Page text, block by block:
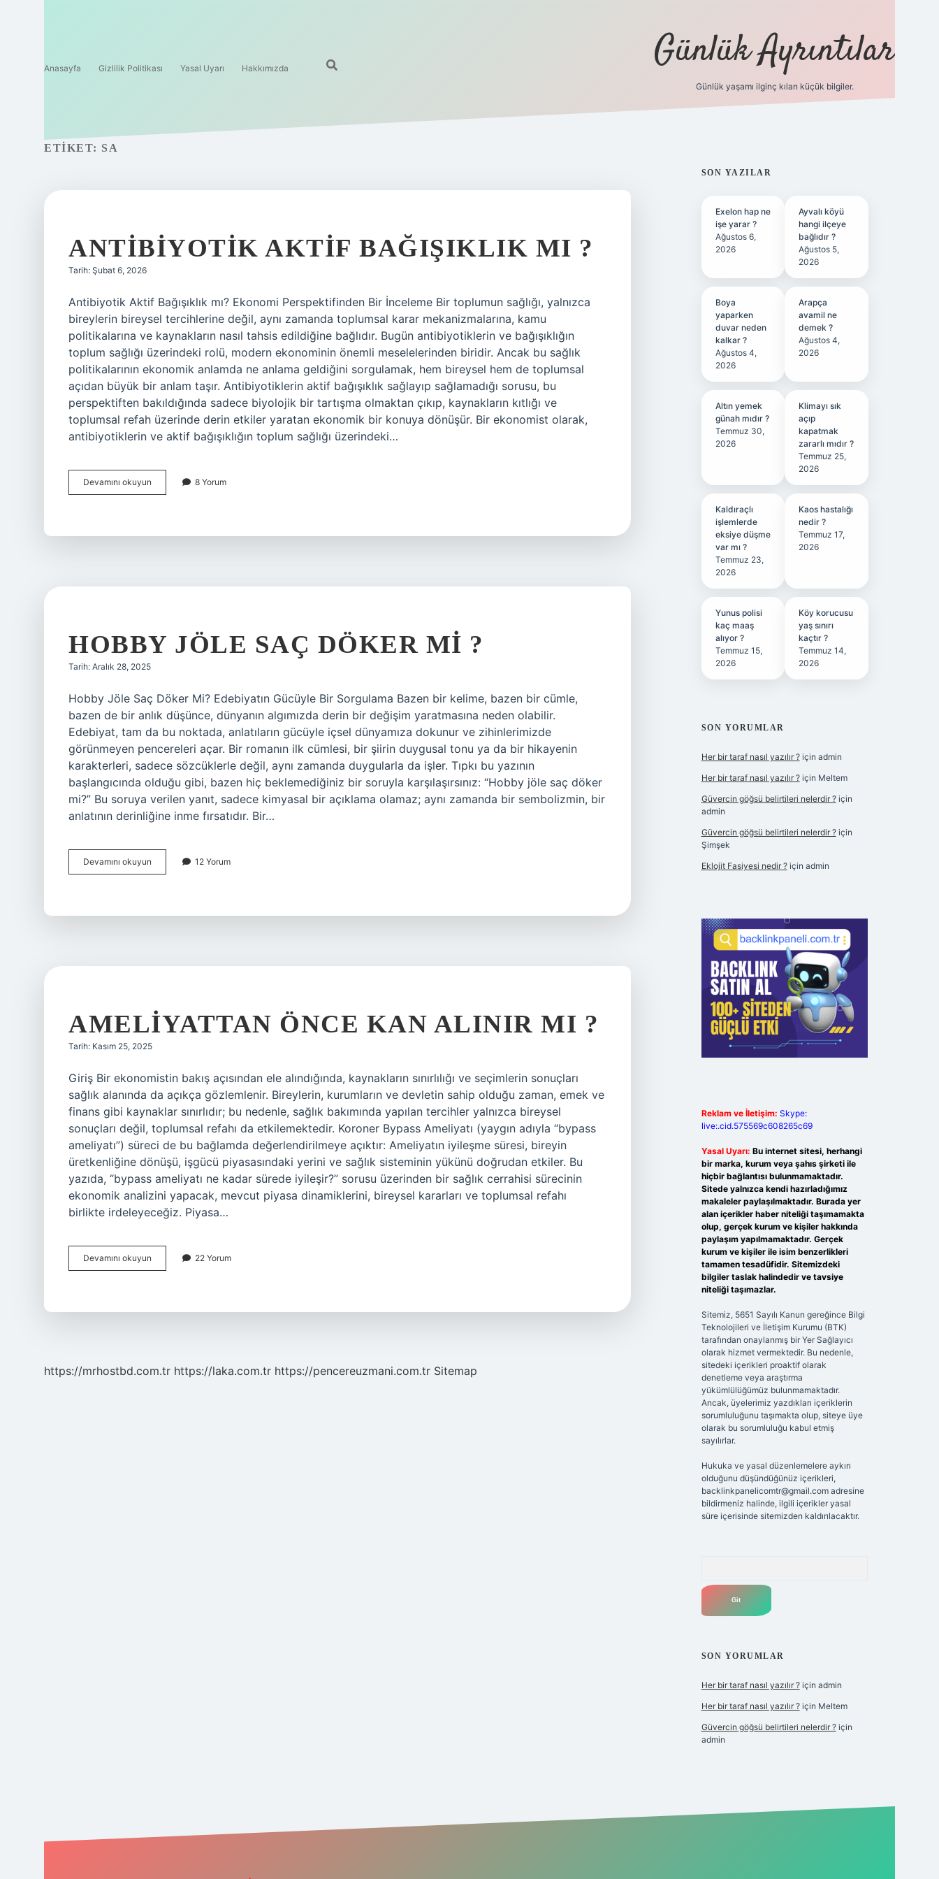
Anasayfa Gizlilik Politikası Yasal Uyarı Hakkımızda Günlük Ayrıntılar
Günlük yaşamı ilginç kılan küçük bilgiler.
ETIKET: SA
ANTIBIYOTIK AKTIF BAĞIŞIKLIK MI ?
Tarih: Şubat 6, 2026
Antibiyotik Aktif Bağışıklık mı? Ekonomi Perspektifinden Bir İnceleme Bir toplumun sağlığı, yalnızca
bireylerin bireysel tercihlerine değil, aynı zamanda toplumsal karar mekanizmalarına, kamu
politikalarına ve kaynakların nasıl tahsis edildiğine bağlıdır. Bugün antibiyotiklerin ve bağışıklığın
toplum sağlığı üzerindeki rolü, modern ekonominin önemli meselelerinden biridir. Ancak bu sağlık
politikalarının ekonomik anlamda ne anlama geldiğini sorgulamak, hem bireysel hem de toplumsal
açıdan büyük bir anlam taşır. Antibiyotiklerin aktif bağışıklık sağlayıp sağlamadığı sorusu, bu
perspektiften bakıldığında sadece biyolojik bir tartışma olmaktan çıkıp, kaynakların kıtlığı ve
toplumsal refah üzerinde derin etkiler yaratan ekonomik bir konuya dönüşür. Bir ekonomist olarak,
antibiyotiklerin ve aktif bağışıklığın toplum sağlığı üzerindeki…
Devamını okuyun Antibiyotik
aktif
8 Yorum
HOBBY JÖLE SAÇ DÖKER MI ?
Tarih: Aralık 28, 2025
Hobby Jöle Saç Döker Mi? Edebiyatın Gücüyle Bir Sorgulama Bazen bir kelime, bazen bir cümle,
bazen de bir anlık düşünce, dünyanın algımızda derin bir değişim yaratmasına neden olabilir.
Edebiyat, tam da bu noktada, anlatıların gücüyle içsel dünyamıza dokunur ve zihinlerimizde
görünmeyen pencereleri açar. Bir romanın ilk cümlesi, bir şiirin duygusal tonu ya da bir hikayenin
karakterleri, sadece sözcüklerle değil, aynı zamanda duygularla da işler. Tıpkı bu yazının
başlangıcında olduğu gibi, bazen hiç beklemediğiniz bir soruyla karşılaşırsınız: “Hobby jöle saç döker
mi?” Bu soruya verilen yanıt, sadece kimyasal bir açıklama olamaz; aynı zamanda bir sembolizmin, bir
anlatının derinliğine inme fırsatıdır. Bir…
Devamını okuyun
jöle
12 Yorum
AMELIYATTAN ÖNCE KAN ALINIR MI ?
Tarih: Kasım 25, 2025
Giriş Bir ekonomistin bakış açısından ele alındığında, kaynakların sınırlılığı ve seçimlerin sonuçları
sağlık alanında da açıkça gözlemlenir. Bireylerin, kurumların ve devletin sahip olduğu zaman, emek ve
finans gibi kaynaklar sınırlıdır; bu nedenle, sağlık bakımında yapılan tercihler yalnızca bireysel
sonuçları değil, toplumsal refahı da etkilemektedir. Koroner Bypass Ameliyatı (yaygın adıyla “bypass
ameliyatı”) süreci de bu bağlamda değerlendirilmeye açıktır: Ameliyatın iyileşme süresi, bireyin
üretkenliğine dönüşü, işgücü piyasasındaki yerini ve sağlık sisteminin yükünü doğrudan etkiler. Bu
yazıda, “bypass ameliyatı ne kadar sürede iyileşir?” sorusu üzerinden bir sağlık cerrahisi sürecinin
ekonomik analizini yapacak, mevcut piyasa dinamiklerini, bireysel kararları ve toplumsal refahı
birlikte irdeleyeceğiz. Piyasa…
Devamını okuyun Ameliyattan
önce
22 Yorum
https://mrhostbd.com.tr https://laka.com.tr https://pencereuzmani.com.tr Sitemap
SIDEBAR
SON YAZILAR
Exelon hap ne
işe yarar ?
Ağustos 6,
2026
Ayvalı köyü
hangi ilçeye
bağlıdır ?
Ağustos 5,
2026
Boya
yaparken
duvar neden
kalkar ?
Ağustos 4,
2026
Arapça
avamil ne
demek ?
Ağustos 4,
2026
Altın yemek
günah mıdır ?
Temmuz 30,
2026
Klimayı sık
açıp
kapatmak
zararlı mıdır ?
Temmuz 25,
2026
Kaldıraçlı
işlemlerde
eksiye düşme
var mı ?
Temmuz 23,
2026
Kaos hastalığı
nedir ?
Temmuz 17,
2026
Yunus polisi
kaç maaş
alıyor ?
Temmuz 15,
2026
Köy korucusu
yaş sınırı
kaçtır ?
Temmuz 14,
2026
SON YORUMLAR
Her bir taraf nasıl yazılır ?için admin
Her bir taraf nasıl yazılır ?için Meltem
Güvercin göğsü belirtileri nelerdir ?için
admin
Güvercin göğsü belirtileri nelerdir ?için
Şimşek
Eklojit Fasiyesi nedir ?için admin
Reklam ve İletişim: Skype:
live:.cid.575569c608265c69
Yasal Uyarı: Bu internet sitesi, herhangi
bir marka, kurum veya şahıs şirketi ile
hiçbir bağlantısı bulunmamaktadır.
Sitede yalnızca kendi hazırladığımız
makaleler paylaşılmaktadır. Burada yer
alan içerikler haber niteliği taşımamakta
olup, gerçek kurum ve kişiler hakkında
paylaşım yapılmamaktadır. Gerçek
kurum ve kişiler ile isim benzerlikleri
tamamen tesadüfidir. Sitemizdeki
bilgiler taslak halindedir ve tavsiye
niteliği taşımazlar.
Sitemiz, 5651 Sayılı Kanun gereğince Bilgi
Teknolojileri ve İletişim Kurumu (BTK)
tarafından onaylanmış bir Yer Sağlayıcı
olarak hizmet vermektedir. Bu nedenle,
sitedeki içerikleri proaktif olarak
denetleme veya araştırma
yükümlülüğümüz bulunmamaktadır.
Ancak, üyelerimiz yazdıkları içeriklerin
sorumluluğunu taşımakta olup, siteye üye
olarak bu sorumluluğu kabul etmiş
sayılırlar.
Hukuka ve yasal düzenlemelere aykırı
olduğunu düşündüğünüz içerikleri,
backlinkpanelicomtr@gmail.comadresine
bildirmeniz halinde, ilgili içerikler yasal
süre içerisinde sitemizden kaldırılacaktır.
SON YORUMLAR
Her bir taraf nasıl yazılır ?için admin
Her bir taraf nasıl yazılır ?için Meltem
Güvercin göğsü belirtileri nelerdir ?için
admin